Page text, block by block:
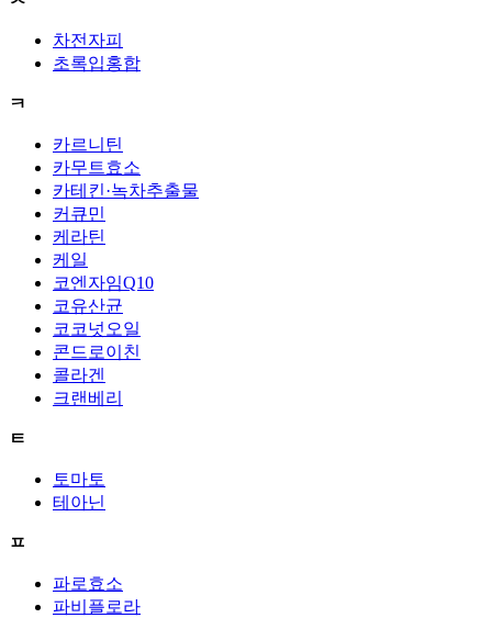
차전자피
초록입홍합
ㅋ
카르니틴
카무트효소
카테킨·녹차추출물
커큐민
케라틴
케일
코엔자임Q10
코유산균
코코넛오일
콘드로이친
콜라겐
크랜베리
ㅌ
토마토
테아닌
ㅍ
파로효소
파비플로라